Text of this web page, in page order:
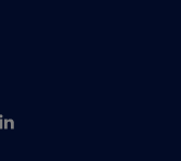
LinkedIn